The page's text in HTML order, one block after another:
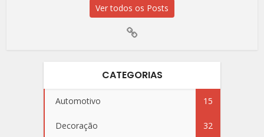
Ver todos os Posts
CATEGORIAS
Automotivo 15
Decoração 32